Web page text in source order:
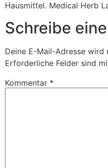
Hausmittel. Medical Herb
Schreibe
Deine E-Mail-Adresse
Erforderliche Felder sind
Kommentar *